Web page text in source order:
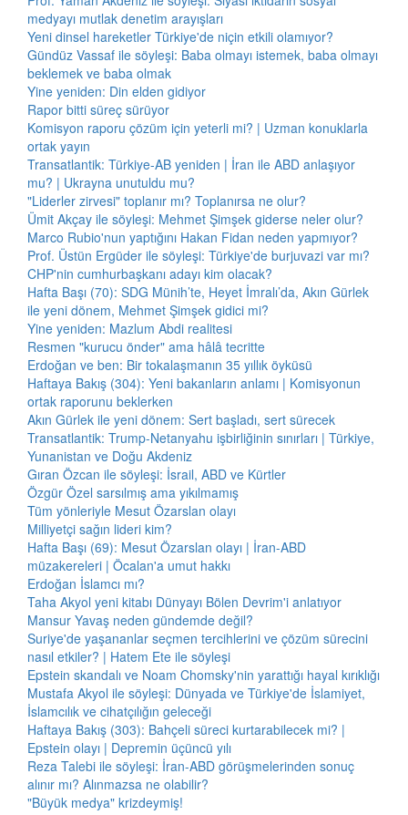
medyayı mutlak denetim arayışları
Yeni dinsel hareketler Türkiye'de niçin etkili olamıyor?
Gündüz Vassaf ile söyleşi: Baba olmayı istemek, baba olmayı
beklemek ve baba olmak
Yine yeniden: Din elden gidiyor
Rapor bitti süreç sürüyor
Komisyon raporu çözüm için yeterli mi? | Uzman konuklarla
ortak yayın
Transatlantik: Türkiye-AB yeniden | İran ile ABD anlaşıyor
mu? | Ukrayna unutuldu mu?
"Liderler zirvesi" toplanır mı? Toplanırsa ne olur?
Ümit Akçay ile söyleşi: Mehmet Şimşek giderse neler olur?
Marco Rubio'nun yaptığını Hakan Fidan neden yapmıyor?
Prof. Üstün Ergüder ile söyleşi: Türkiye'de burjuvazi var mı?
CHP'nin cumhurbaşkanı adayı kim olacak?
Hafta Başı (70): SDG Münih’te, Heyet İmralı’da, Akın Gürlek
ile yeni dönem, Mehmet Şimşek gidici mi?
Yine yeniden: Mazlum Abdi realitesi
Resmen "kurucu önder" ama hâlâ tecritte
Erdoğan ve ben: Bir tokalaşmanın 35 yıllık öyküsü
Haftaya Bakış (304): Yeni bakanların anlamı | Komisyonun
ortak raporunu beklerken
Akın Gürlek ile yeni dönem: Sert başladı, sert sürecek
Transatlantik: Trump-Netanyahu işbirliğinin sınırları | Türkiye,
Yunanistan ve Doğu Akdeniz
Gıran Özcan ile söyleşi: İsrail, ABD ve Kürtler
Özgür Özel sarsılmış ama yıkılmamış
Tüm yönleriyle Mesut Özarslan olayı
Milliyetçi sağın lideri kim?
Hafta Başı (69): Mesut Özarslan olayı | İran-ABD
müzakereleri | Öcalan'a umut hakkı
Erdoğan İslamcı mı?
Taha Akyol yeni kitabı Dünyayı Bölen Devrim'i anlatıyor
Mansur Yavaş neden gündemde değil?
Suriye'de yaşananlar seçmen tercihlerini ve çözüm sürecini
nasıl etkiler? | Hatem Ete ile söyleşi
Epstein skandalı ve Noam Chomsky'nin yarattığı hayal kırıklığı
Mustafa Akyol ile söyleşi: Dünyada ve Türkiye'de İslamiyet,
İslamcılık ve cihatçılığın geleceği
Haftaya Bakış (303): Bahçeli süreci kurtarabilecek mi? |
Epstein olayı | Depremin üçüncü yılı
Reza Talebi ile söyleşi: İran-ABD görüşmelerinden sonuç
alınır mı? Alınmazsa ne olabilir?
"Büyük medya" krizdeymiş!